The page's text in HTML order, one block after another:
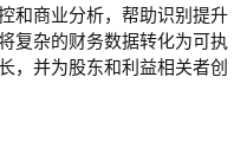
和商业分析，帮助识别提升
复杂的财务数据转化为可执
，并为股东和利益相关者创